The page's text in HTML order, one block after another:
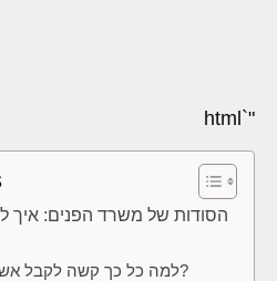
"`html
הסודות של משרד הפנים: איך
למה כל כך קשה לקבל אשרה ממשרד הפנים?